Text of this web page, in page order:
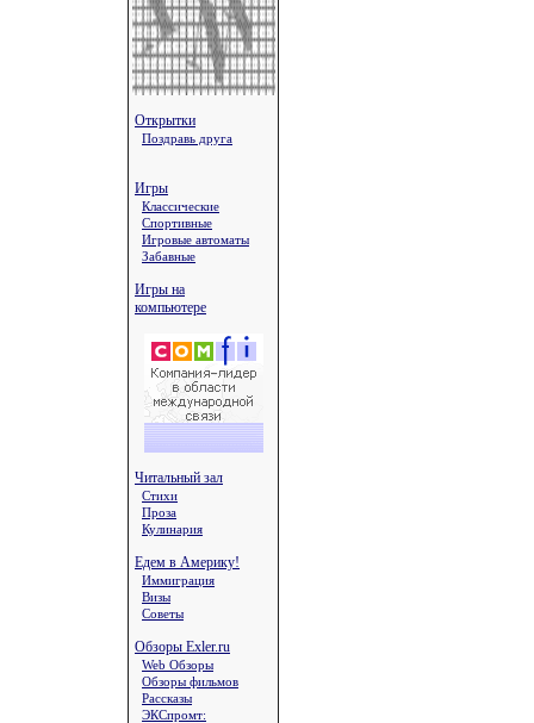
Открытки
Поздравь друга
Игры
Классические
Спортивные
Игровые автоматы
Забавные
Игры на
компьютере
Читальный зал
Стихи
Проза
Кулинария
Едем в Америку!
Иммиграция
Визы
Советы
Обзоры Exler.ru
Web Обзоры
Обзоры фильмов
Рассказы
ЭКСпромт: